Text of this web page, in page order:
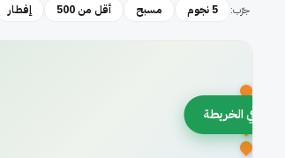
جرّب: 5 نجوم مسبح أقل من 500 إفطار
في الخريطة